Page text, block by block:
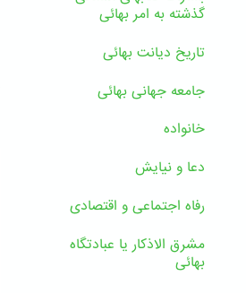
گذشته به امر بهائی
تاریخ دیانت بهائی
جامعه جهانی بهائی
خانواده
دعا و نیایش
رفاه اجتماعی و اقتصادی
مشرق الاذکار یا عبادتگاه
بهائی